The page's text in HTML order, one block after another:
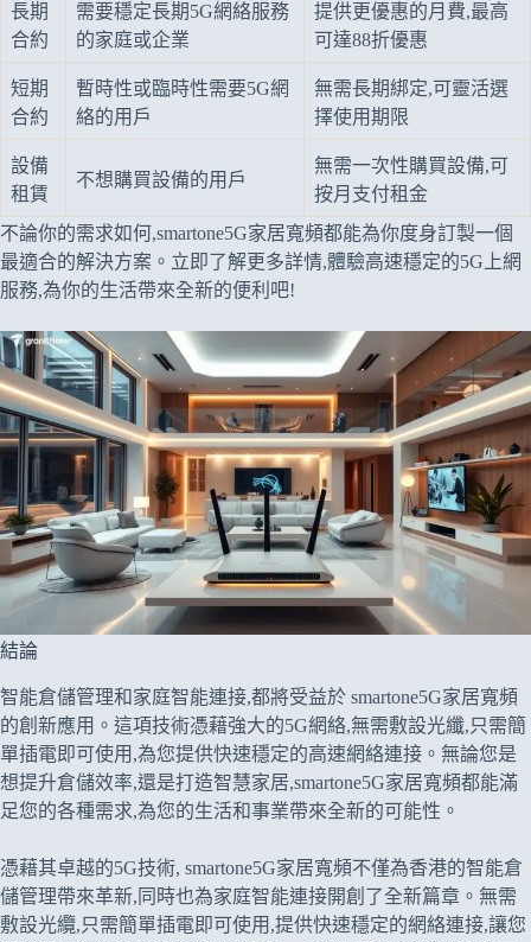
長期
合約
需要穩定長期5G網絡服務
的家庭或企業
提供更優惠的月費,最高
可達88折優惠
短期
合約
暫時性或臨時性需要5G網
絡的用戶
無需長期綁定,可靈活選
擇使用期限
設備
租賃
不想購買設備的用戶
無需一次性購買設備,可
按月支付租金
不論你的需求如何,smartone5G家居寬頻都能為你度身訂製一個
最適合的解決方案。立即了解更多詳情,體驗高速穩定的5G上網
服務,為你的生活帶來全新的便利吧!
結論
智能倉儲管理和家庭智能連接,都將受益於 smartone5G家居寬頻
的創新應用。這項技術憑藉強大的5G網絡,無需敷設光纖,只需簡
單插電即可使用,為您提供快速穩定的高速網絡連接。無論您是
想提升倉儲效率,還是打造智慧家居,smartone5G家居寬頻都能滿
足您的各種需求,為您的生活和事業帶來全新的可能性。
憑藉其卓越的5G技術, smartone5G家居寬頻不僅為香港的智能倉
儲管理帶來革新,同時也為家庭智能連接開創了全新篇章。無需
敷設光纜,只需簡單插電即可使用,提供快速穩定的網絡連接,讓您